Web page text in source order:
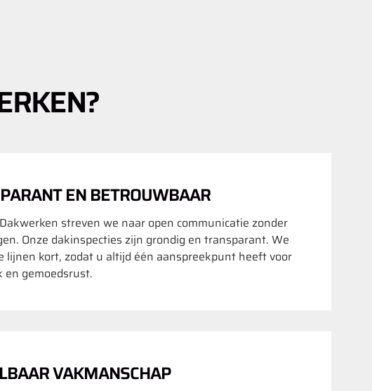
EN BETROUWBAAR
streven we naar open communicatie zonder
Onze dakinspecties zijn grondig en transparant. We
lijnen kort, zodat u altijd één aanspreekpunt heeft voor
en gemoedsrust.
VAKMANSCHAP